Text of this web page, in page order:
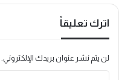
اترك تعليقاً
لن يتم نشر عنوان بريدك الإلكتروني.